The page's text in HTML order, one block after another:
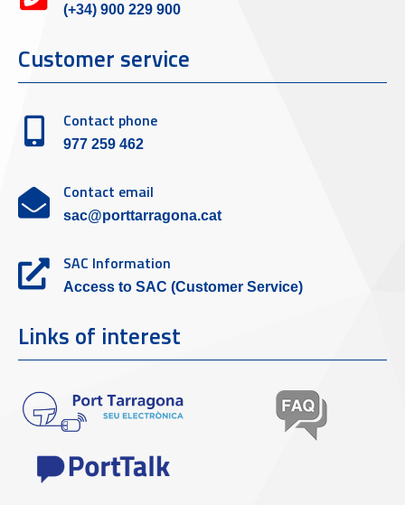
(+34) 900 229 900
Customer service
Contact phone
977 259 462
Contact email
sac@porttarragona.cat
SAC Information
Access to SAC (Customer Service)
Links of interest